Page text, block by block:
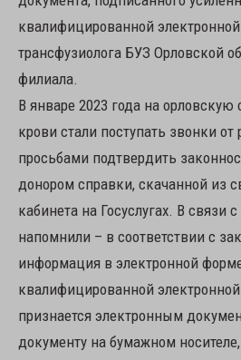
квалифицированной
трансфузиолога БУЗ Орловской
филиала.
В январе 2023 года на
крови стали поступать звонки от
просьбами подтвердить
донором справки, скачанной из
кабинета на Госуслугах. В связи
напомнили – в соответствии с
информация в электронной
квалифицированной
признается электронным
документу на бумажном